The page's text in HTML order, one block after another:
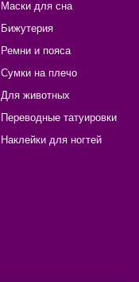
Маски для сна
Бижутерия
Ремни и пояса
Сумки на плечо
Для животных
Переводные татуировки
Наклейки для ногтей